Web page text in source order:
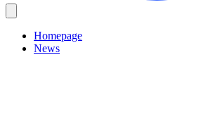
Homepage
News